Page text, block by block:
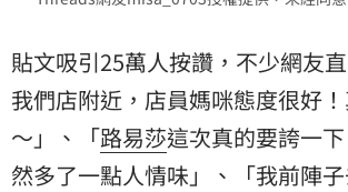
貼文吸引25萬人按讚，不少網友
我們店附近，店員媽咪態度很好
～」、「路易莎這次真的要誇一
然多了一點人情味」、「我前陣